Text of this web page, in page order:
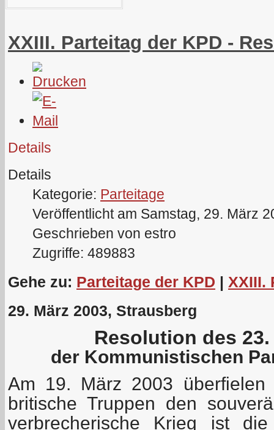
XXIII. Parteitag der KPD -
Details
Details
Kategorie: Parteitage
Veröffentlicht am Samstag, 29. März
Geschrieben von estro
Zugriffe: 489883
Gehe zu: Parteitage der KPD | XXIII.
29. März 2003, Strausberg
Resolution des
der Kommunistischen
Am 19. März 2003 überfielen
britische Truppen den
verbrecherische Krieg ist